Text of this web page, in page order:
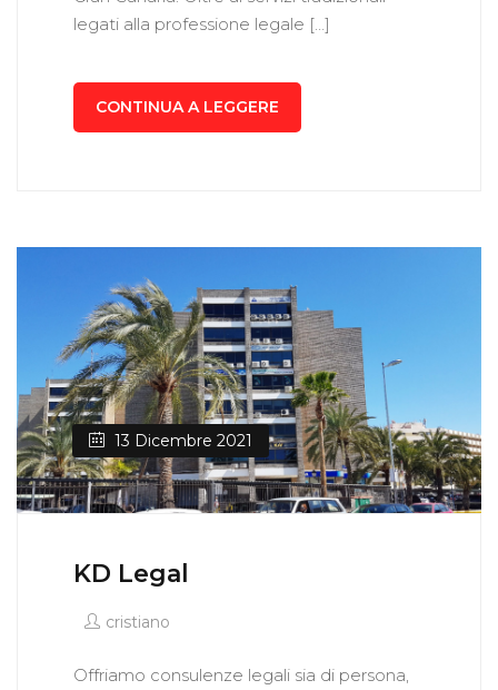
legati alla professione legale […]
CONTINUA A LEGGERE
13 Dicembre 2021
KD Legal
cristiano
Offriamo consulenze legali sia di persona,